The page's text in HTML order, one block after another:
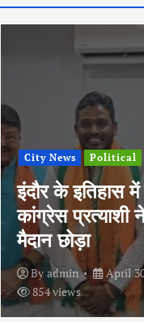
City News Political
इंदौर के इतिहास में
कांग्रेस प्रत्याशी
मैदान छोड़ा
By admin
April
854 views